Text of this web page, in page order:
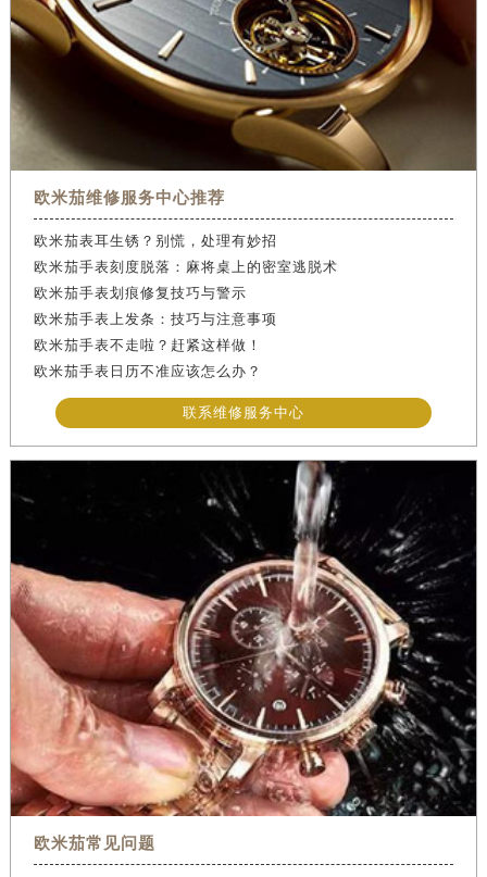
欧米茄维修服务中心推荐
欧米茄表耳生锈？别慌，处理有妙招
欧米茄手表刻度脱落：麻将桌上的密室逃脱术
欧米茄手表划痕修复技巧与警示
欧米茄手表上发条：技巧与注意事项
欧米茄手表不走啦？赶紧这样做！
欧米茄手表日历不准应该怎么办？
联系维修服务中心
欧米茄常见问题